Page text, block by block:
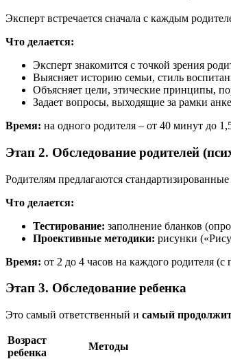
Эксперт встречается сначала с каждым
Что делается:
Эксперт знакомится с точкой зрения
Выясняет историю семьи, стиль
Объясняет цели, этические принципы,
Задает вопросы, выходящие за рамки
Время: на одного родителя – от 40 минут до
Этап 2. Обследование родителей
Родителям предлагаются
Что делается:
Тестирование: заполнение бланков
Проективные методики: рисунки
Время: от 2 до 4 часов на каждого родителя
Этап 3. Обследование ребенка
Это самый ответственный и самый
Возраст
ребенка
Методы